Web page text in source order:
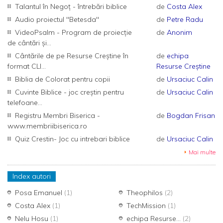
Talantul în Negoț - întrebări biblice de Costa Alex
Audio proiectul "Betesda"
de Petre Radu
VideoPsalm - Program de proiecție
de cântări și...
de Anonim
Cântările de pe Resurse Creștine în
format CLI...
de echipa
Resurse Creștine
Biblia de Colorat pentru copii
de Ursaciuc Calin
Cuvinte Biblice - joc creștin pentru
telefoane...
de Ursaciuc Calin
Registru Membri Biserica -
www.membriibiserica.ro
de Bogdan Frisan
Quiz Crestin- Joc cu intrebari biblice de Ursaciuc Calin
Mai multe
Index autori
Posa Emanuel (1) Theophilos (2)
Costa Alex (1) TechMission (1)
Nelu Hosu (1) echipa Resurse... (2)